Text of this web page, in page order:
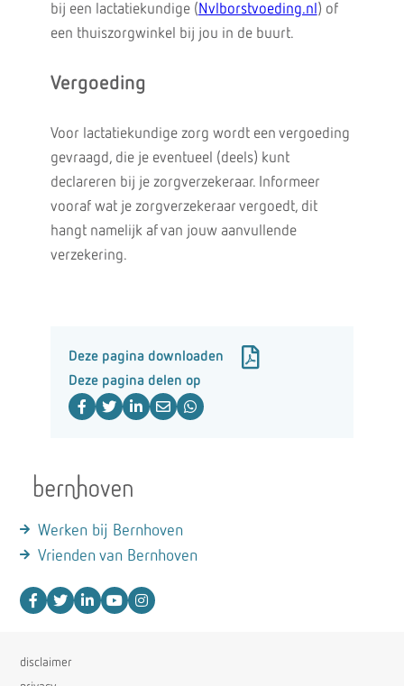
bij een lactatiekundige (Nvlborstvoeding.nl ) of
een thuiszorgwinkel bij jou in de buurt.
Vergoeding
Voor lactatiekundige zorg wordt een vergoeding
gevraagd, die je eventueel (deels) kunt
declareren bij je zorgverzekeraar. Informeer
vooraf wat je zorgverzekeraar vergoedt, dit
hangt namelijk af van jouw aanvullende
verzekering.
Deze pagina downloaden
Deze pagina delen op
Werken bij Bernhoven
Vrienden van Bernhoven
disclaimer